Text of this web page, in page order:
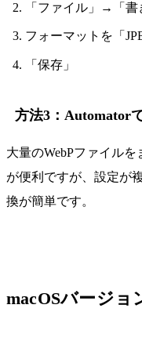
「ファイル」→「書
フォーマットを「
「保存」
方法3：Automator
大量のWebPファイル
が便利ですが、設定が
換が簡単です。
macOSバージョ